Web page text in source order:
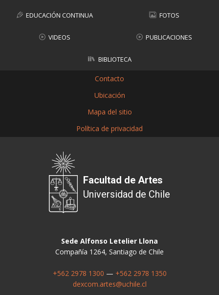
EDUCACIÓN CONTINUA FOTOS
VIDEOS PUBLICACIONES
BIBLIOTECA
Contacto
Ubicación
Mapa del sitio
Política de privacidad
Facultad de Artes
Universidad de Chile
Sede Alfonso Letelier Llona
Compañía 1264, Santiago de Chile
+562 2978 1300 — +562 2978 1350
dexcom.artes@uchile.cl